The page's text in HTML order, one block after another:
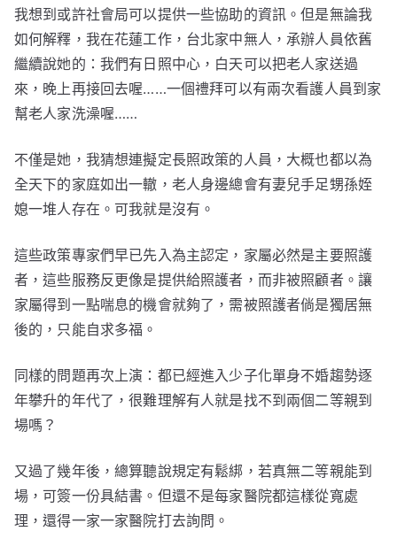
我想到或許社會局可以提供一些協助的資訊。但是無論我
如何解釋，我在花蓮工作，台北家中無人，承辦人員依舊
繼續說她的：我們有日照中心，白天可以把老人家送過
來，晚上再接回去喔……一個禮拜可以有兩次看護人員到家
幫老人家洗澡喔……
不僅是她，我猜想連擬定長照政策的人員，大概也都以為
全天下的家庭如出一轍，老人身邊總會有妻兒手足甥孫姪
媳一堆人存在。可我就是沒有。
這些政策專家們早已先入為主認定，家屬必然是主要照護
者，這些服務反更像是提供給照護者，而非被照顧者。讓
家屬得到一點喘息的機會就夠了，需被照護者倘是獨居無
後的，只能自求多福。
同樣的問題再次上演：都已經進入少子化單身不婚趨勢逐
年攀升的年代了，很難理解有人就是找不到兩個二等親到
場嗎？
又過了幾年後，總算聽說規定有鬆綁，若真無二等親能到
場，可簽一份具結書。但還不是每家醫院都這樣從寬處
理，還得一家一家醫院打去詢問。